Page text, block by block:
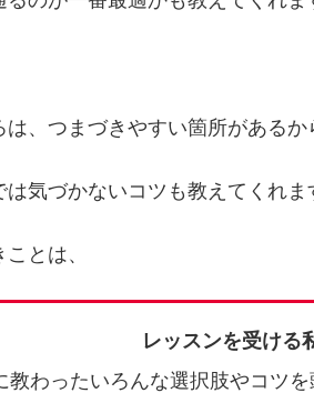
は、つまづきやすい箇所がある
は気づかないコツも教えてくれま
とは、
レッスンを受ける
教わったいろんな選択肢やコツ